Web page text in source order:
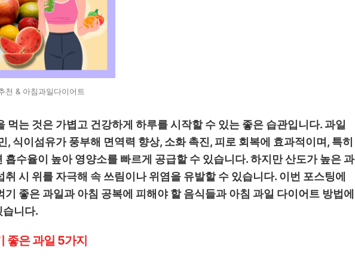
천 & 아침과일다이어트
먹는 것은 가볍고 건강하게 하루를 시작할 수 있는 좋은 습관입니다. 과일
, 식이섬유가 풍부해 면역력 향상, 소화 촉진, 피로 회복에 효과적이며, 특히
흡수율이 높아 영양소를 빠르게 공급할 수 있습니다. 하지만 산도가 높은 과
취 시 위를 자극해 속 쓰림이나 위염을 유발할 수 있습니다. 이번 포스팅에
기 좋은 과일과 아침 공복에 피해야 할 음식들과 아침 과일 다이어트 방법에
습니다.
좋은 과일 5가지